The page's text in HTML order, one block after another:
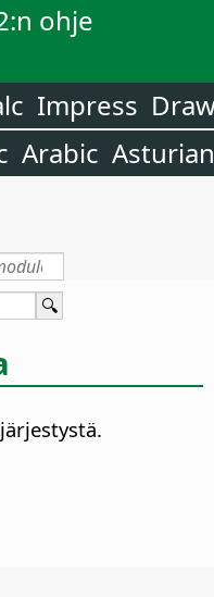
ohje
Impress
Arabic Asturian